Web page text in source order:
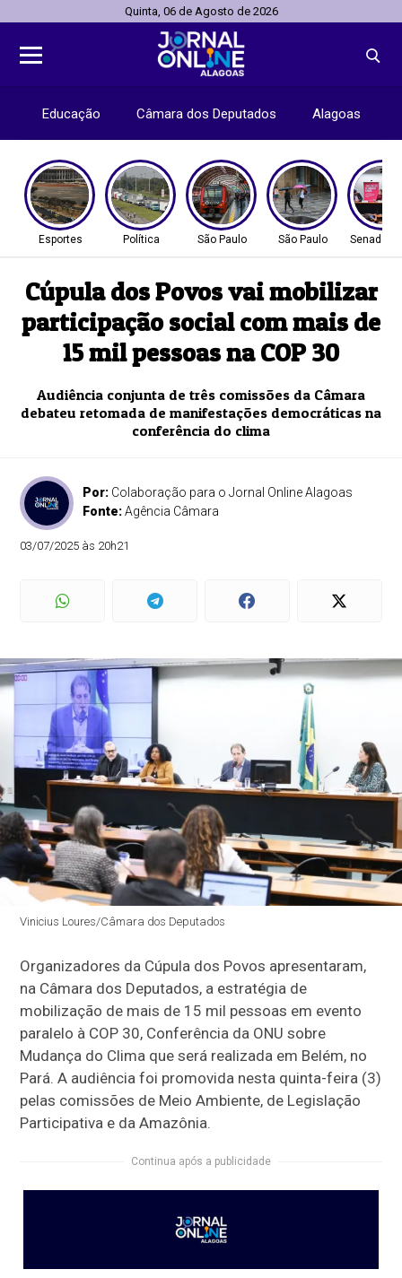
Quinta, 06 de Agosto de 2026
Educação Câmara dos Deputados Alagoas
Esportes Política São Paulo São Paulo Senado
Cúpula dos Povos vai mobilizar
participação social com mais de
15 mil pessoas na COP 30
Audiência conjunta de três comissões da Câmara
debateu retomada de manifestações democráticas na
conferência do clima
Por: Colaboração para o Jornal Online Alagoas
Fonte:Agência Câmara
03/07/2025 às 20h21
Vinicius Loures/Câmara dos Deputados
Organizadores da Cúpula dos Povos apresentaram,
na Câmara dos Deputados, a estratégia de
mobilização de mais de 15 mil pessoas em evento
paralelo à COP 30, Conferência da ONU sobre
Mudança do Clima que será realizada em Belém, no
Pará. A audiência foi promovida nesta quinta-feira (3)
pelas comissões de Meio Ambiente, de Legislação
Participativa e da Amazônia.
Continua após a publicidade